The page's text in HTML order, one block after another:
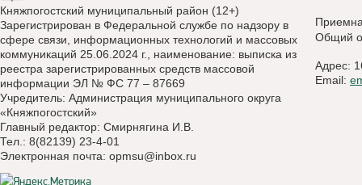
Княжпогостский муниципальный район (12+)
Зарегистрирован в Федеральной службе по надзору в
сфере связи, информационных технологий и массовых
коммуникаций 25.06.2024 г., наименование: выписка из
реестра зарегистрированных средств массовой
информации ЭЛ № ФС 77 – 87669
Учредитель: Администрация муниципального округа
«Княжпогостский»
Главный редактор: Смирнягина И.В.
Тел.: 8(82139) 23-4-01
Электронная почта: opmsu@inbox.ru
Общий
Адрес:
Email: